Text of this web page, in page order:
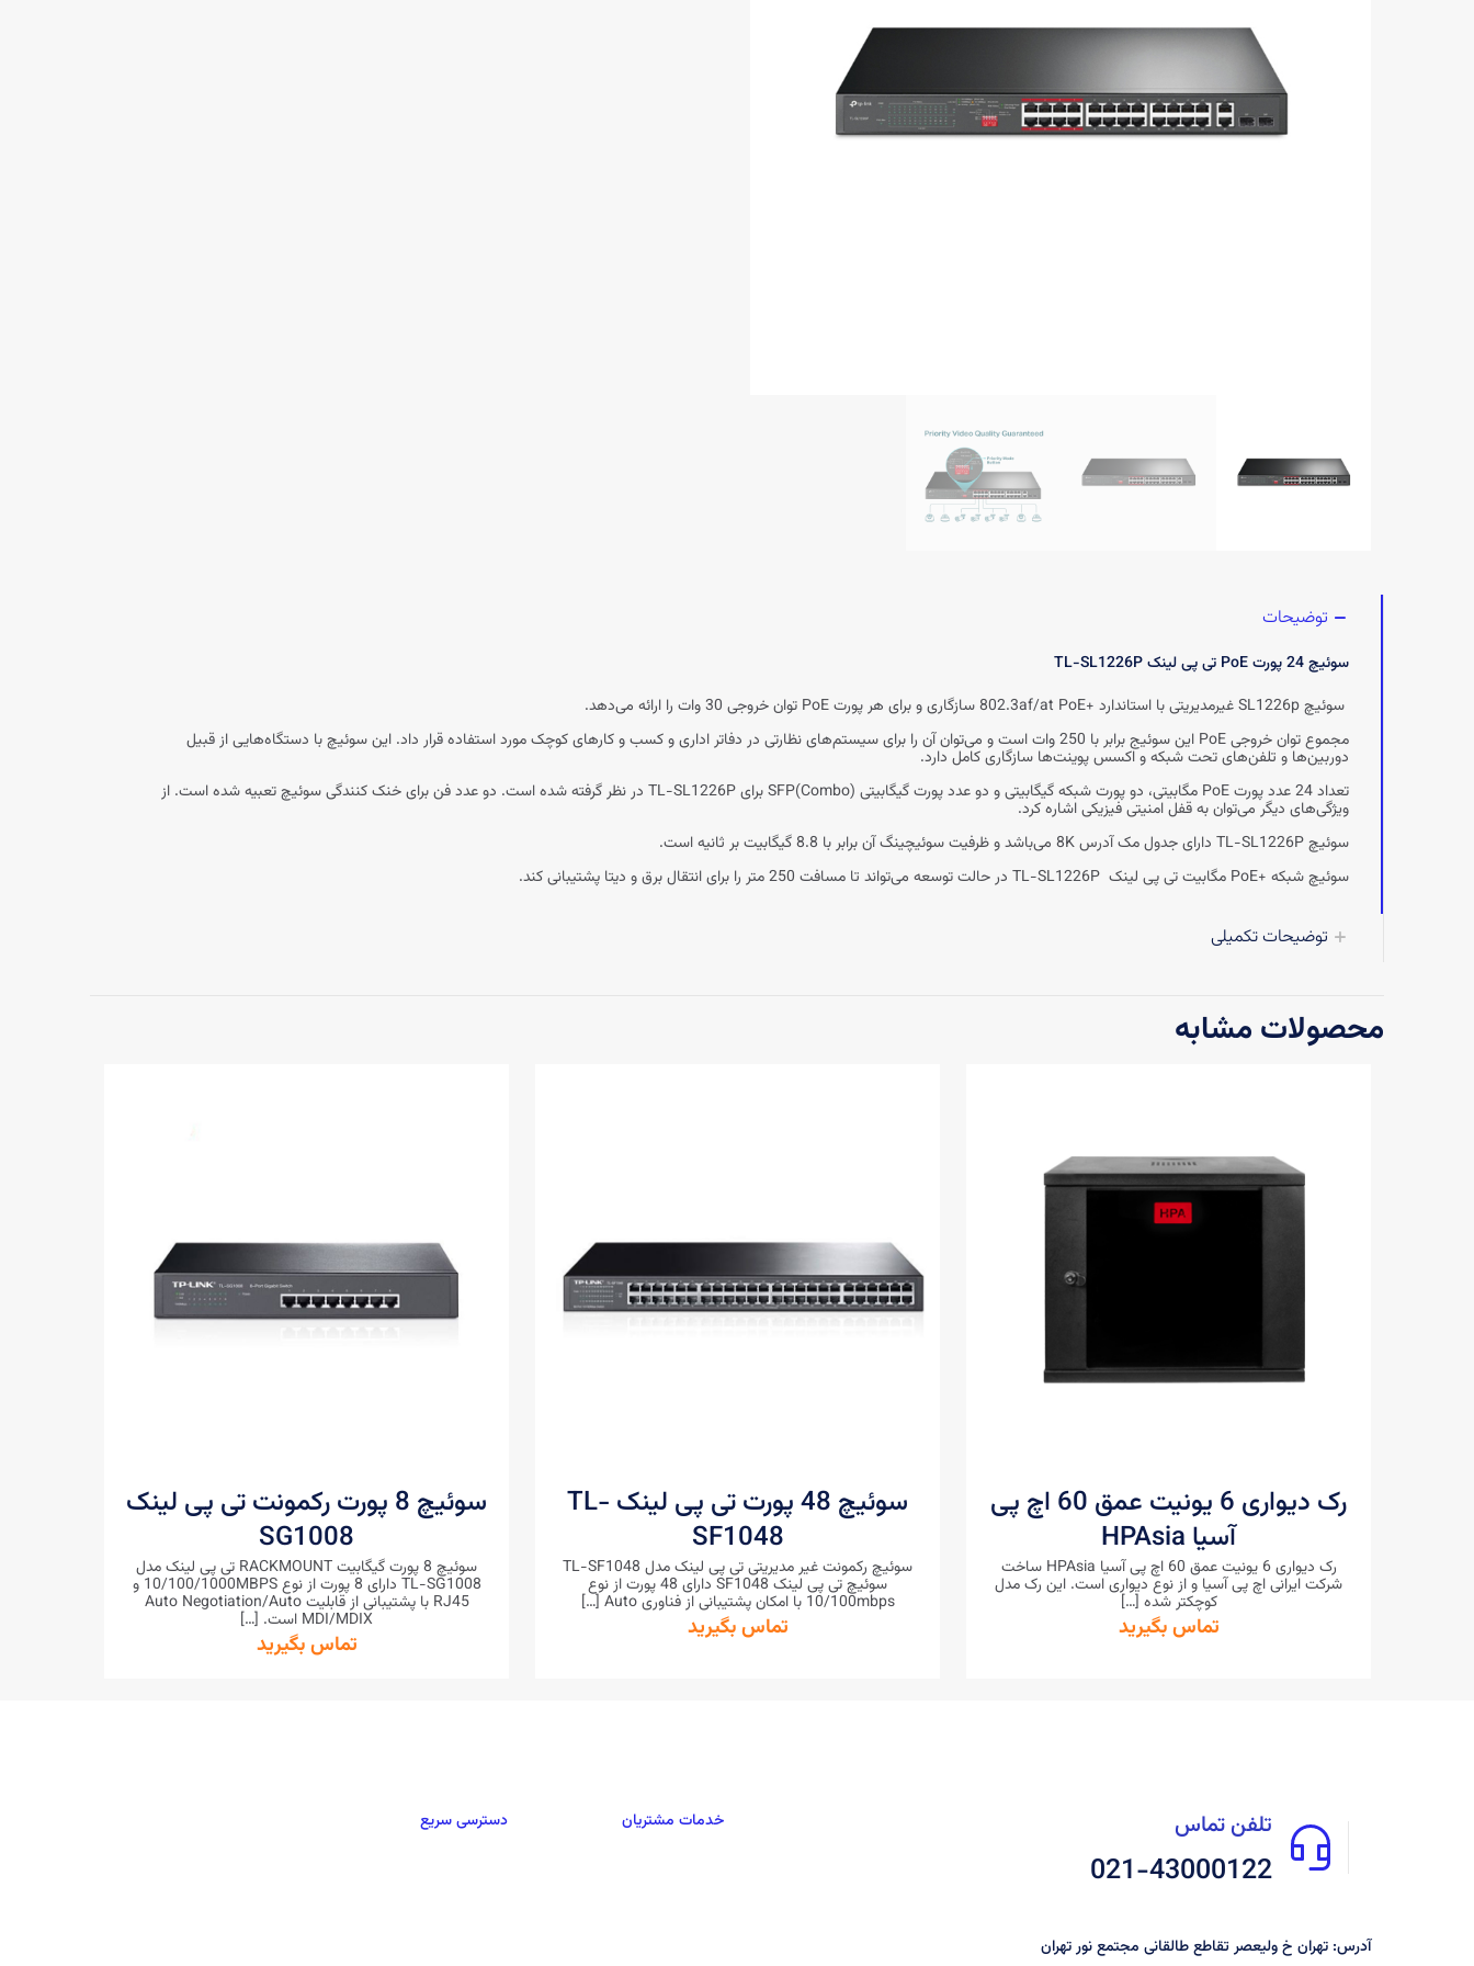
توضیحات
سوئیچ 24 پورت PoE تی پی لینک TL-SL1226P
سوئیچ SL1226p غیرمدیریتی با استاندارد +802.3af/at PoE سازگاری و برای هر پورت PoE توان خروجی 30 وات را ارائه می‌دهد.
مجموع توان خروجی PoE این سوئیج برابر با 250 وات است و می‌توان آن را برای سیستم‌های نظارتی در دفاتر اداری و کسب و کارهای کوچک مورد استفاده قرار داد. این سوئیچ با دستگاه‌هایی از قبیل
دوربین‌ها و تلفن‌های تحت شبکه و اکسس پوینت‌ها سازگاری کامل دارد.
تعداد 24 عدد پورت PoE مگابیتی، دو پورت شبکه گیگابیتی و دو عدد پورت گیگابیتی SFP(Combo) برای TL-SL1226P در نظر گرفته شده است. دو عدد فن برای خنک کنندگی سوئیچ تعبیه شده است. از
ویژگی‌های دیگر می‌توان به قفل امنیتی فیزیکی اشاره کرد.
سوئیچ TL-SL1226P دارای جدول مک آدرس 8K می‌باشد و ظرفیت سوئیچینگ آن برابر با 8.8 گیگابیت بر ثانیه است.
سوئیچ شبکه +PoE مگابیت تی پی لینک TL-SL1226P در حالت توسعه می‌تواند تا مسافت 250 متر را برای انتقال برق و دیتا پشتیبانی کند.
توضیحات تکمیلی
محصولات مشابه
رک دیواری 6 یونیت عمق 60 اچ پی
آسیا HPAsia
رک دیواری 6 یونیت عمق 60 اچ پی آسیا HPAsia ساخت
شرکت ایرانی اچ پی آسیا و از نوع دیواری است. این رک مدل
کوچکتر شده […]
تماس بگیرید
سوئیچ 48 پورت تی پی لینک TL-
SF1048
سوئیچ رکمونت غیر مدیریتی تی پی لینک مدل TL-SF1048
سوئیچ تی پی لینک SF1048 دارای 48 پورت از نوع
10/100mbps با امکان پشتیبانی از فناوری Auto […]
تماس بگیرید
سوئیچ 8 پورت رکمونت تی پی لینک
SG1008
سوئیچ 8 پورت گیگابیت RACKMOUNT تی پی لینک مدل
TL-SG1008 دارای 8 پورت از نوع 10/100/1000MBPS و
RJ45 با پشتیبانی از قابلیت Auto Negotiation/Auto
MDI/MDIX است. […]
تماس بگیرید
تلفن تماس
021-43000122
آدرس: تهران خ ولیعصر تقاطع طالقانی مجتمع نور تهران
خدمات مشتریان دسترسی سریع